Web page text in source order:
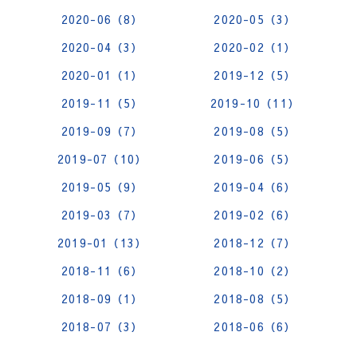
2020-06（8）
2020-05（3）
2020-04（3）
2020-02（1）
2020-01（1）
2019-12（5）
2019-11（5）
2019-10（11）
2019-09（7）
2019-08（5）
2019-07（10）
2019-06（5）
2019-05（9）
2019-04（6）
2019-03（7）
2019-02（6）
2019-01（13）
2018-12（7）
2018-11（6）
2018-10（2）
2018-09（1）
2018-08（5）
2018-07（3）
2018-06（6）